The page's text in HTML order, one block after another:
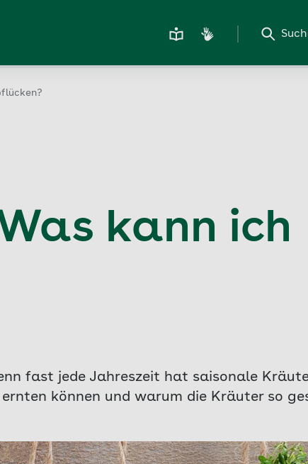
kann ich
fast jede Jahreszeit hat saisonale
können und warum die Kräuter so